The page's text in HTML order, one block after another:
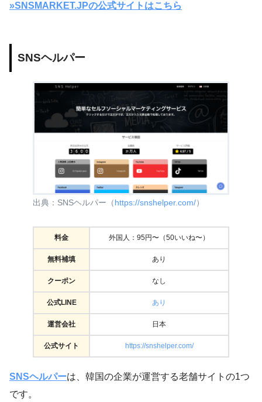
​​»SNSMARKET.JPの公式サイトはこちら
SNSヘルパー
出典：SNSヘルパー（https://snshelper.com/）
料金 外国人：95円〜（50いいね〜）
無料補填 あり
クーポン なし
公式LINE あり
運営会社 日本
公式サイト https://snshelper.com/
SNSヘルパーは、韓国の企業が運営する老舗サイトの1つ
です。